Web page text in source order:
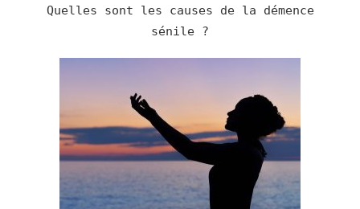
Quelles sont les causes de la démence
sénile ?